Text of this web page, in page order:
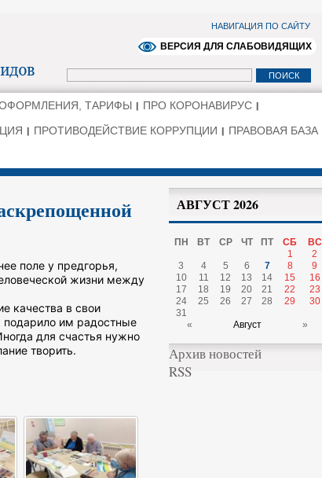
НАВИГАЦИЯ ПО САЙТУ
ВЕРСИЯ ДЛЯ СЛАБОВИДЯЩИХ
ТАРИФЫ
ПРО КОРОНАВИРУС
ПРОТИВОДЕЙСТВИЕ КОРРУПЦИИ
ПРАВОВАЯ БАЗА
поле у предгорья,
жизни между
качества в свои
подарило им радостные
для счастья нужно
творить.
АВГУСТ 2026
ПН ВТ СР ЧТ ПТ СБ
ВС
1
2
3
4 5 6 7 8
9
10
11 12 13 14 15
16
17
18 19 20 21 22
23
24
25 26 27 28 29
30
31
«
Август »
Архив новостей
RSS